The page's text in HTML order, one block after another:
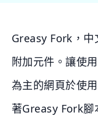
Greasy Fork，中
附加元件。讓使
為主的網頁於使
著Greasy Fork腳